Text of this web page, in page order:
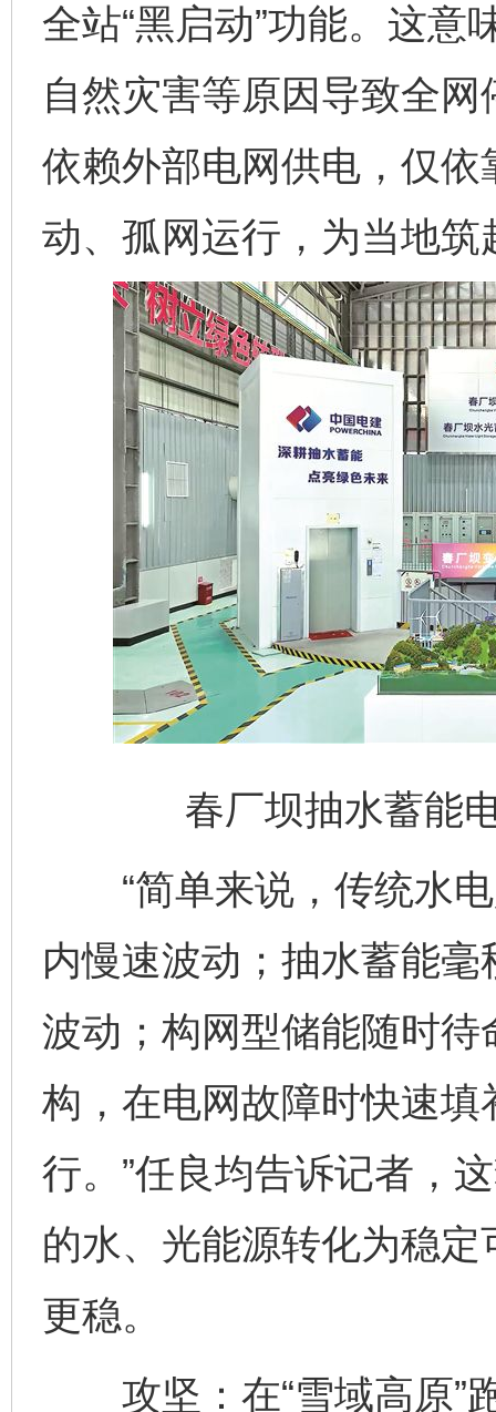
全站“黑启动”功能。这
自然灾害等原因导致全
依赖外部电网供电，仅
动、孤网运行，为当地
春厂坝抽水蓄能
“简单来说，传统水电
内慢速波动；抽水蓄能
波动；构网型储能随时待
构，在电网故障时快速
行。”任良均告诉记者，
的水、光能源转化为稳
更稳。
攻坚：在“雪域高原”跑